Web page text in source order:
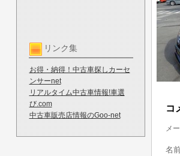
リンク集
お得・納得！中古車探しカーセ
ンサーnet
リアルタイム中古車情報!車選
び.com
中古車販売店情報のGoo-net
コ
メ
名